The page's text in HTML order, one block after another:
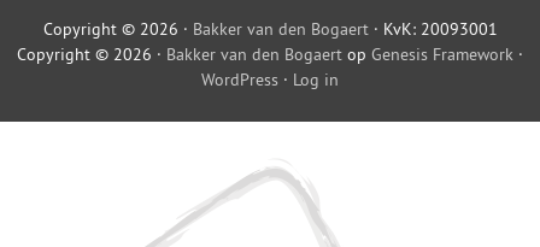
Copyright © 2026 · Bakker van den Bogaert· KvK: 20093001
Copyright © 2026 · Bakker van den Bogaert op Genesis Framework ·
WordPress · Log in